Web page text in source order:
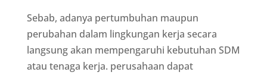
Sebab, adanya pertumbuhan maupun
perubahan dalam lingkungan kerja secara
langsung akan mempengaruhi kebutuhan SDM
atau tenaga kerja. perusahaan dapat